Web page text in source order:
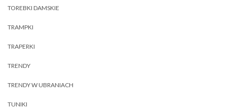
TOREBKI DAMSKIE
TRAMPKI
TRAPERKI
TRENDY
TRENDY W UBRANIACH
TUNIKI